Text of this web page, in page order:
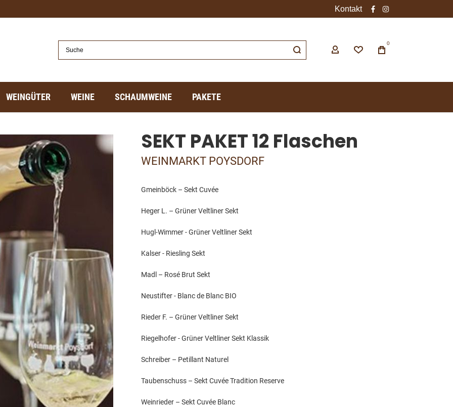
Kontakt
facebookinstagram
0
WEINGÜTER WEINE SCHAUMWEINE PAKETE
SEKT PAKET 12 Flaschen
WEINMARKT POYSDORF
Gmeinböck – Sekt Cuvée
Heger L. – Grüner Veltliner Sekt
Hugl-Wimmer - Grüner Veltliner Sekt
Kalser - Riesling Sekt
Madl – Rosé Brut Sekt
Neustifter - Blanc de Blanc BIO
Rieder F. – Grüner Veltliner Sekt
Riegelhofer - Grüner Veltliner Sekt Klassik
Schreiber – Petillant Naturel
Taubenschuss – Sekt Cuvée Tradition Reserve
Weinrieder – Sekt Cuvée Blanc